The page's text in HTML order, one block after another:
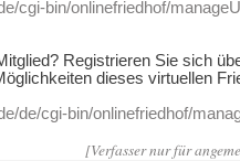
cgi-bin/onlinefriedhof/
Registrieren Sie sich
dieses virtuellen
de/cgi-bin/onlinefriedhof/
[Verfasser nur für